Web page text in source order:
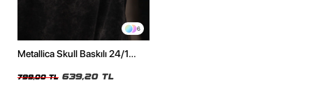
6
Metallica Skull Baskılı 24/1
Tshirt
799,00 TL 639,20 TL